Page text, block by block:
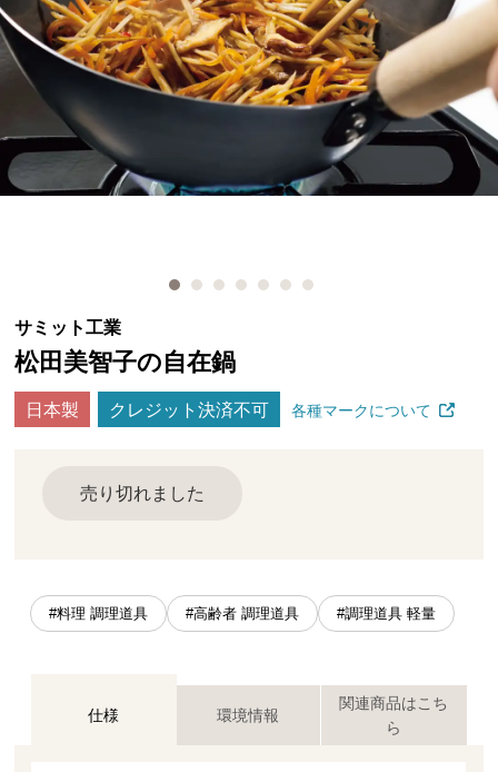
サミット工業
松田美智子の自在鍋
日本製 クレジット決済不可 各種マークについて
売り切れました
#料理 調理道具 #高齢者 調理道具 #調理道具 軽量
仕様 環境情報
関連商品はこち
ら